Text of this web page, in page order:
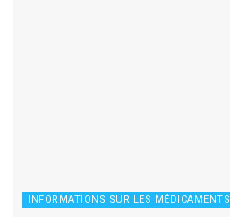
INFORMATIONS SUR LES MÉDICAMENTS